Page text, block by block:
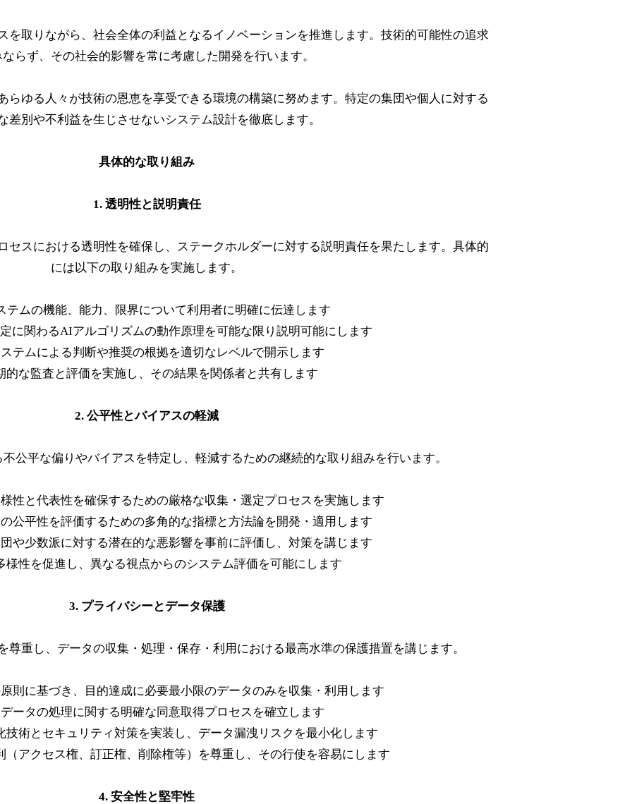
を取りながら、社会全体の利益となるイノベーションを推進します。技術的可能性の追求
らず、その社会的影響を常に考慮した開発を行います。
らゆる人々が技術の恩恵を享受できる環境の構築に努めます。特定の集団や個人に対する
差別や不利益を生じさせないシステム設計を徹底します。
具体的な取り組み
1. 透明性と説明責任
セスにおける透明性を確保し、ステークホルダーに対する説明責任を果たします。具体的
には以下の取り組みを実施します。
テムの機能、能力、限界について利用者に明確に伝達します
に関わるAIアルゴリズムの動作原理を可能な限り説明可能にします
テムによる判断や推奨の根拠を適切なレベルで開示します
的な監査と評価を実施し、その結果を関係者と共有します
2. 公平性とバイアスの軽減
公平な偏りやバイアスを特定し、軽減するための継続的な取り組みを行います。
性と代表性を確保するための厳格な収集・選定プロセスを実施します
公平性を評価するための多角的な指標と方法論を開発・適用します
や少数派に対する潜在的な悪影響を事前に評価し、対策を講じます
様性を促進し、異なる視点からのシステム評価を可能にします
3. プライバシーとデータ保護
尊重し、データの収集・処理・保存・利用における最高水準の保護措置を講じます。
則に基づき、目的達成に必要最小限のデータのみを収集・利用します
ータの処理に関する明確な同意取得プロセスを確立します
技術とセキュリティ対策を実装し、データ漏洩リスクを最小化します
（アクセス権、訂正権、削除権等）を尊重し、その行使を容易にします
4. 安全性と堅牢性